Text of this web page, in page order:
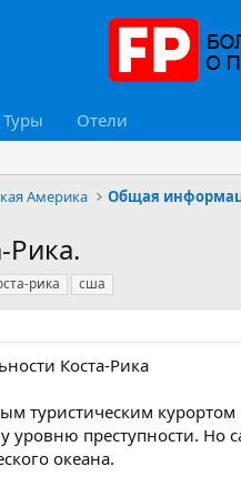
Туры Отели
Америка Общая
Рика.
рика сша
Коста-Рика
туристическим
уровню преступности. Но
океана.